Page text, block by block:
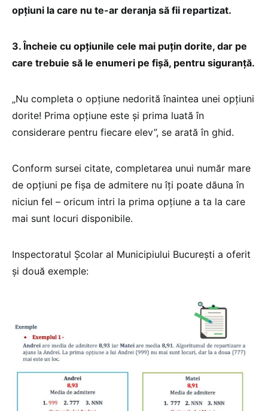
opţiuni la care nu te-ar deranja să fii repartizat.
3. Încheie cu opţiunile cele mai puţin dorite, dar pe
care trebuie să le enumeri pe fişă, pentru siguranţă.
„Nu completa o opţiune nedorită înaintea unei opţiuni
dorite! Prima opţiune este şi prima luată în
considerare pentru fiecare elev”, se arată în ghid.
Conform sursei citate, completarea unui număr mare
de opţiuni pe fişa de admitere nu îţi poate dăuna în
niciun fel – oricum intri la prima opţiune a ta la care
mai sunt locuri disponibile.
Inspectoratul Școlar al Municipiului București a oferit
și două exemple: